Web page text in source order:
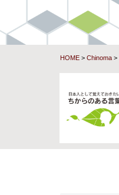
HOME > Chinoma >